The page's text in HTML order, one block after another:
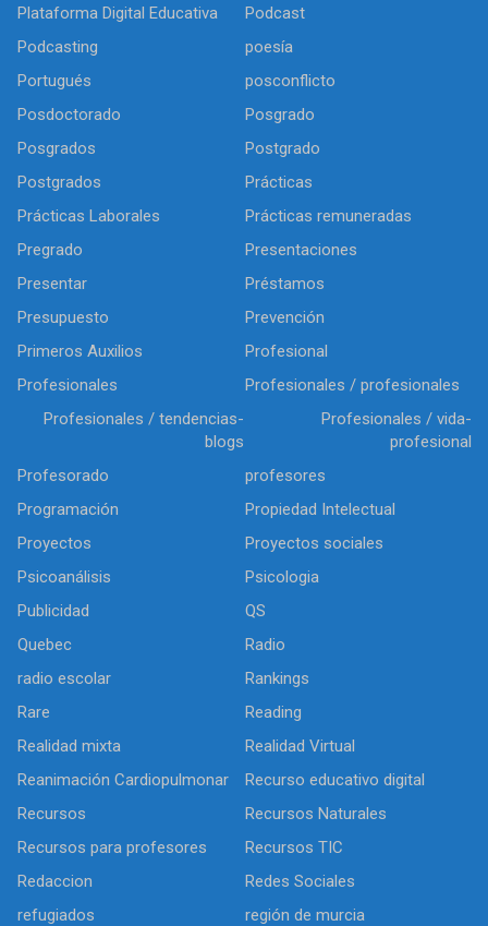
Plataforma Digital Educativa
Podcast
Podcasting
poesía
Portugués
posconflicto
Posdoctorado
Posgrado
Posgrados
Postgrado
Postgrados
Prácticas
Prácticas Laborales
Prácticas remuneradas
Pregrado
Presentaciones
Presentar
Préstamos
Presupuesto
Prevención
Primeros Auxilios
Profesional
Profesionales
Profesionales / profesionales
Profesionales / tendencias-
blogs
Profesionales / vida-
profesional
Profesorado
profesores
Programación
Propiedad Intelectual
Proyectos
Proyectos sociales
Psicoanálisis
Psicologia
Publicidad
QS
Quebec
Radio
radio escolar
Rankings
Rare
Reading
Realidad mixta
Realidad Virtual
Reanimación Cardiopulmonar
Recurso educativo digital
Recursos
Recursos Naturales
Recursos para profesores
Recursos TIC
Redaccion
Redes Sociales
refugiados
región de murcia